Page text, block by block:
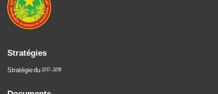
Stratégies
Stratégie du 2017-2018